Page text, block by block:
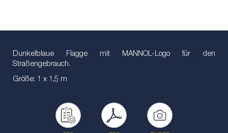
Dunkelblaue Flagge mit MANNOL-Logo für den
Straßengebrauch.
Größe: 1 x 1,5 m